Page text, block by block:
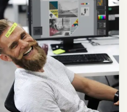
ACTU
textiles à base de chanvre
ACTU